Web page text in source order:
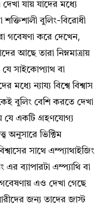
যায় যাদের মধ্যে
শক্তিশালী বুলিং-বিরোধী
গবেষণা করে দেখেন,
আছে তারা নিম্নমাত্রায়
সাইকোপ্যাথ বা
মধ্যে ন্যায্য বিশ্বে বিশ্বাস
বুলিং বেশি করতে দেখা
যে একটি গ্রহণযোগ্য
অনুসারে ভিক্টিম
সাথে এম্প্যাথাইজিং
ব্যাপারটা এম্প্যাথি বা
এও দেখা গেছে
জন্য তাদের জাস্ট